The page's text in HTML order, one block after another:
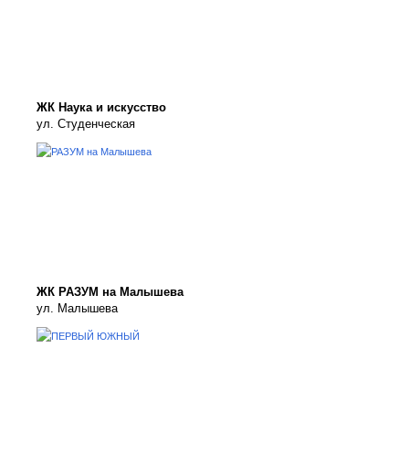
ЖК Наука и искусство
ул. Студенческая
ЖК РАЗУМ на Малышева
ул. Малышева